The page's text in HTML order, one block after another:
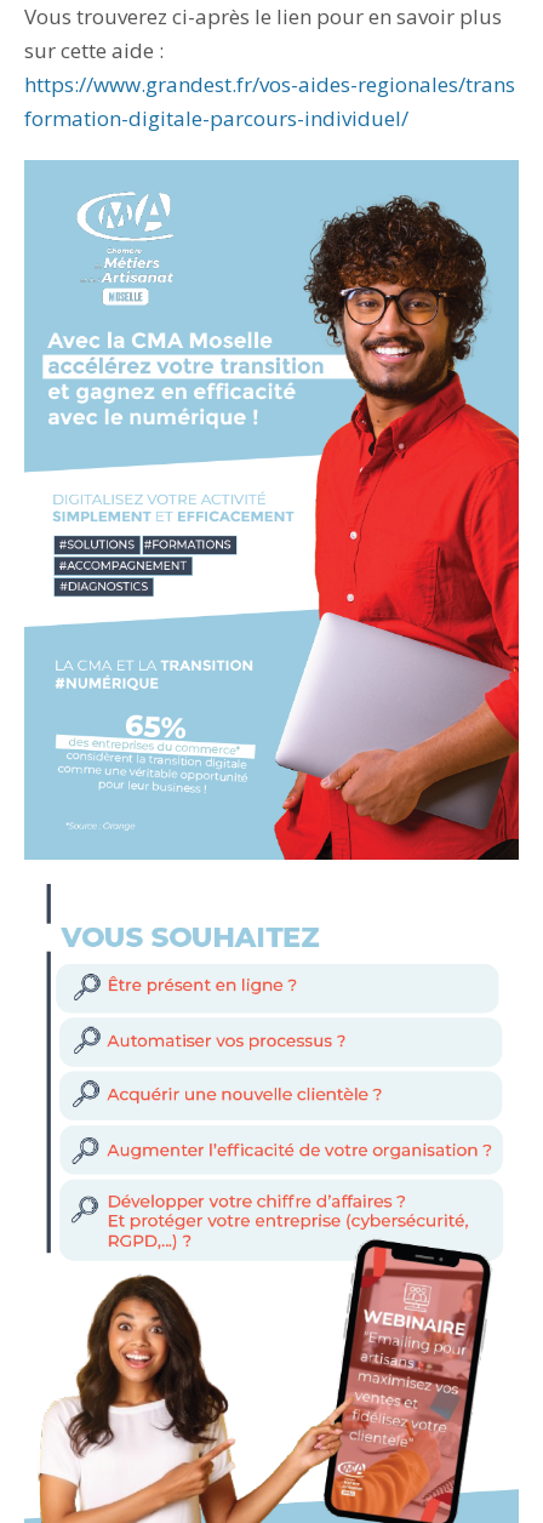
Vous trouverez ci-après le lien pour en savoir plus
sur cette aide :
https://www.grandest.fr/vos-aides-regionales/trans
formation-digitale-parcours-individuel/